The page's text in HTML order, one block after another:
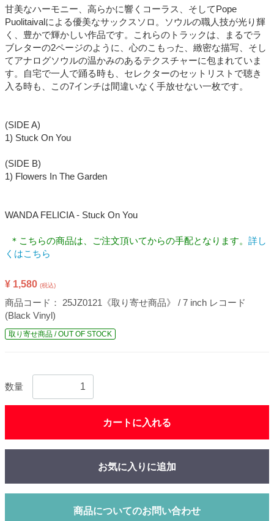
甘美なハーモニー、高らかに響くコーラス、そしてPope
Puolitaivalによる優美なサックスソロ。ソウルの職人技が光り輝
く、豊かで輝かしい作品です。これらのトラックは、まるでラ
ブレターの2ページのように、心のこもった、緻密な描写、そし
てアナログソウルの温かみのあるテクスチャーに包まれていま
す。自宅で一人で踊る時も、セレクターのセットリストで聴き
入る時も、この7インチは間違いなく手放せない一枚です。
(SIDE A)
1) Stuck On You
(SIDE B)
1) Flowers In The Garden
WANDA FELICIA - Stuck On You
＊こちらの商品は、ご注文頂いてからの手配となります。 詳し
くはこちら
¥ 1,580 (税込)
商品コード：
25JZ0121《取り寄せ商品》 / 7 inch レコード
(Black Vinyl)
取り寄せ商品 / OUT OF STOCK
数量
カートに入れる
お気に入りに追加
商品についてのお問い合わせ